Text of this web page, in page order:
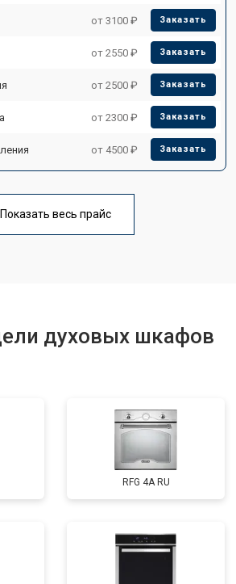
от 3100 ₽ Заказать
от 2550 ₽ Заказать
от 2500 ₽ Заказать
от 2300 ₽ Заказать
от 4500 ₽ Заказать
Показать весь прайс
духовых шкафов
RFG 4A RU